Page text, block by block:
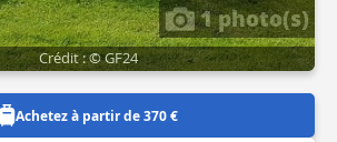
1 photo(s)
Crédit : © GF24
Achetez à partir de 370 €